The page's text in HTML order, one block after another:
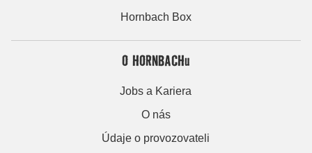
Hornbach Box
O HORNBACHu
Jobs a Kariera
O nás
Údaje o provozovateli